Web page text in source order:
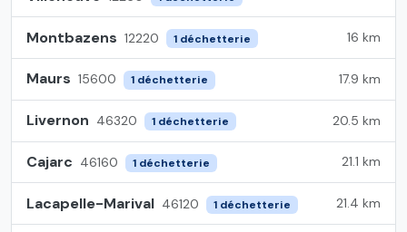
Montbazens 12220 1 déchetterie 16 km
Maurs 15600 1 déchetterie 17.9 km
Livernon 46320 1 déchetterie 20.5 km
Cajarc 46160 1 déchetterie 21.1 km
Lacapelle-Marival 46120 1 déchetterie 21.4 km